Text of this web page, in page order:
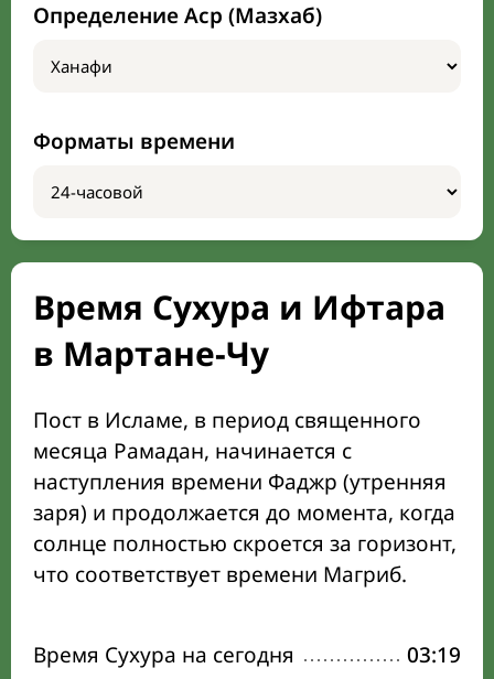
Определение Аср (Мазхаб)
Форматы времени
Время Сухура и Ифтара
в Мартане-Чу
Пост в Исламе, в период священного
месяца Рамадан, начинается с
наступления времени Фаджр (утренняя
заря) и продолжается до момента, когда
солнце полностью скроется за горизонт,
что соответствует времени Магриб.
Время Сухура на сегодня 03:19